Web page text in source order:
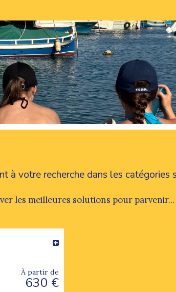
à votre recherche dans les catégories
les meilleures solutions pour parvenir...
À partir de
630 €